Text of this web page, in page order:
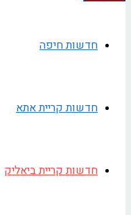
חדשות חיפה
חדשות קריית אתא
חדשות קריית ביאליק